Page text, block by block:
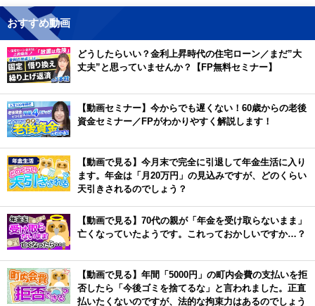
おすすめ動画
どうしたらいい？金利上昇時代の住宅ローン／まだ”大
丈夫”と思っていませんか？【FP無料セミナー】
【動画セミナー】今からでも遅くない！60歳からの老後
資金セミナー／FPがわかりやすく解説します！
【動画で見る】今月末で完全に引退して年金生活に入り
ます。年金は「月20万円」の見込みですが、どのくらい
天引きされるのでしょう？
【動画で見る】70代の親が「年金を受け取らないまま」
亡くなっていたようです。これっておかしいですか…？
【動画で見る】年間「5000円」の町内会費の支払いを拒
否したら「今後ゴミを捨てるな」と言われました。正直
払いたくないのですが、法的な拘束力はあるのでしょう